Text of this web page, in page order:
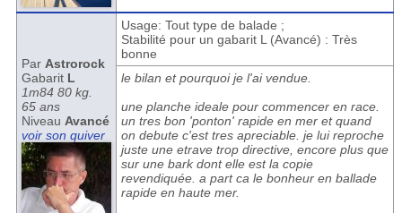
Par Astrorock
Gabarit L
1m84 80 kg.
65 ans
Niveau Avancé
voir son quiver
Usage: Tout type de balade ;
Stabilité pour un gabarit L (Avancé) : Très
bonne
le bilan et pourquoi je l'ai vendue.
une planche ideale pour commencer en race.
un tres bon 'ponton' rapide en mer et quand
on debute c'est tres apreciable. je lui reproche
juste une etrave trop directive, encore plus que
sur une bark dont elle est la copie
revendiquée. a part ca le bonheur en ballade
rapide en haute mer.